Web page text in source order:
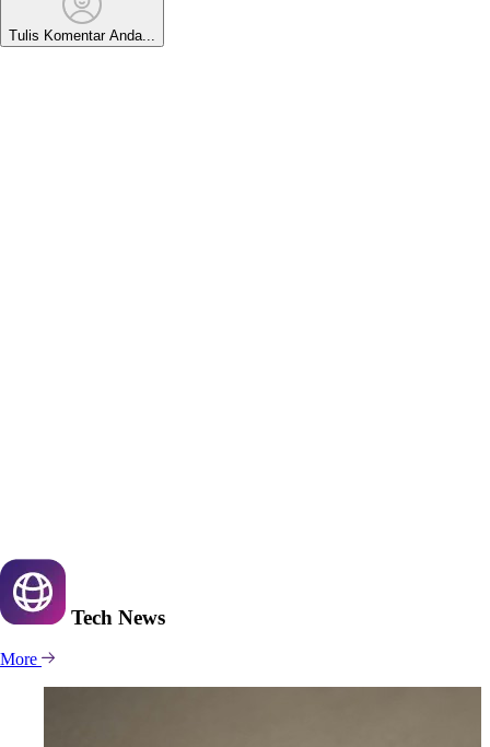
Tulis Komentar Anda...
Tech News
More